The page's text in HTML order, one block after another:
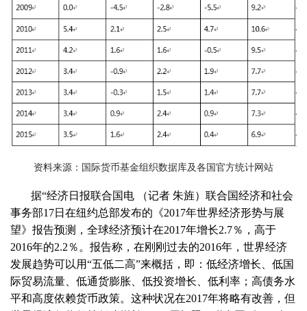
资料来源：国际货币基金组织数据库及各国官方统计网站
据“经济日报联合国电 （记者 朱旌）联合国经济和社会
事务部17日在纽约总部发布的《2017年世界经济形势与展
望》报告预测，全球经济预计在2017年增长2.7％，高于
2016年的2.2 ％。报告称，在刚刚过去的2016年，世界经济
发展趋势可以用“五低二高”来概括，即：低经济增长、低国
际贸易流量、低通货膨胀、低投资增长、低利率；高债务水
平和高度依赖货币政策。这种状况在2017年将略有改善，但